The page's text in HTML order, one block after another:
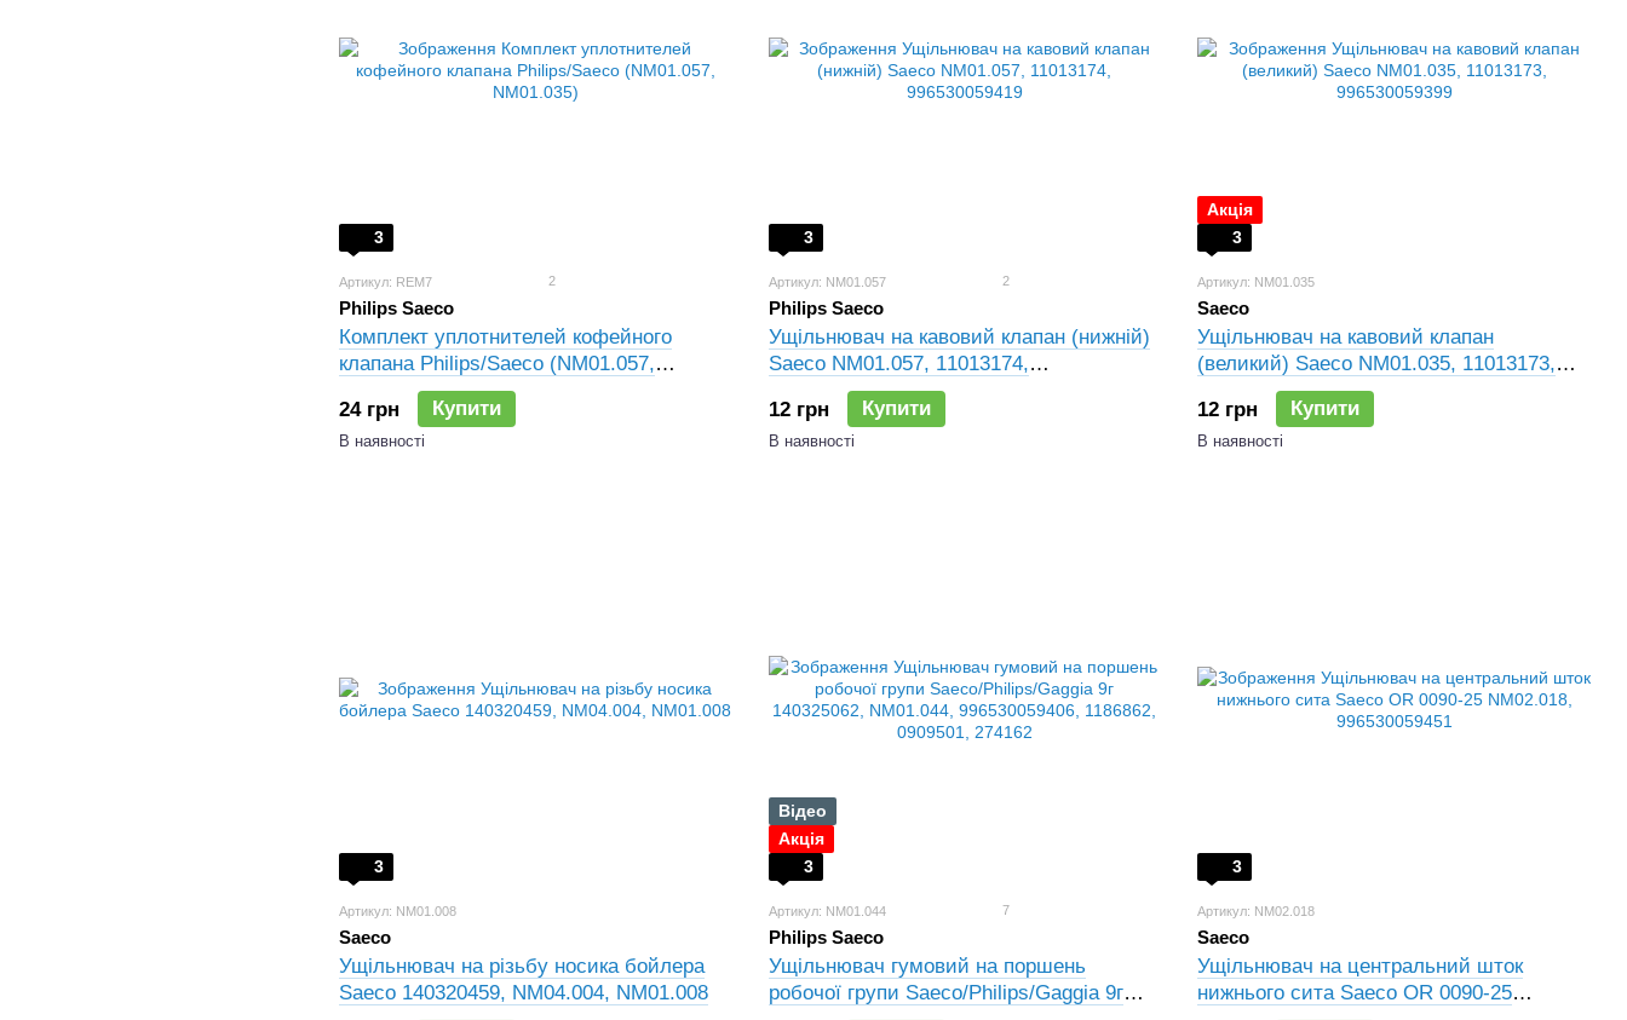
3
Артикул: REM7 2
Philips Saeco
Комплект уплотнителей кофейного
клапана Philips/Saeco (NM01.057,
NM01.035)
24 грн
Купити
В наявності
3
Артикул: NM01.057 2
Philips Saeco
Ущільнювач на кавовий клапан (нижній)
Saeco NM01.057, 11013174,
996530059419
12 грн
Купити
В наявності
Акція
3
Артикул: NM01.035
Saeco
Ущільнювач на кавовий клапан
(великий) Saeco NM01.035, 11013173,
996530059399
12 грн
Купити
В наявності
3
Артикул: NM01.008
Saeco
Ущільнювач на різьбу носика бойлера
Saeco 140320459, NM04.004, NM01.008
Відео
Акція
3
Артикул: NM01.044 7
Philips Saeco
Ущільнювач гумовий на поршень
робочої групи Saeco/Philips/Gaggia 9г
3
Артикул: NM02.018
Saeco
Ущільнювач на центральний шток
нижнього сита Saeco OR 0090-25